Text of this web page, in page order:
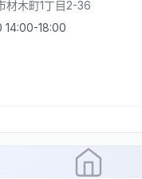
材木町1丁目2-36
14:00-18:00